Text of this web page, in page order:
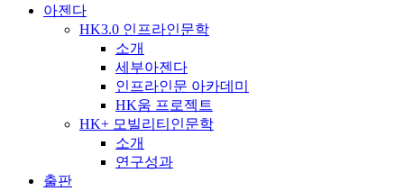
아젠다
HK3.0 인프라인문학
소개
세부아젠다
인프라인문 아카데미
HK움 프로젝트
HK+ 모빌리티인문학
소개
연구성과
출판